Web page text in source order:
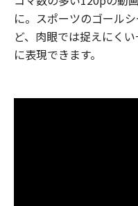
に。スポーツのゴール
ど、肉眼では捉えにく
に表現できます。